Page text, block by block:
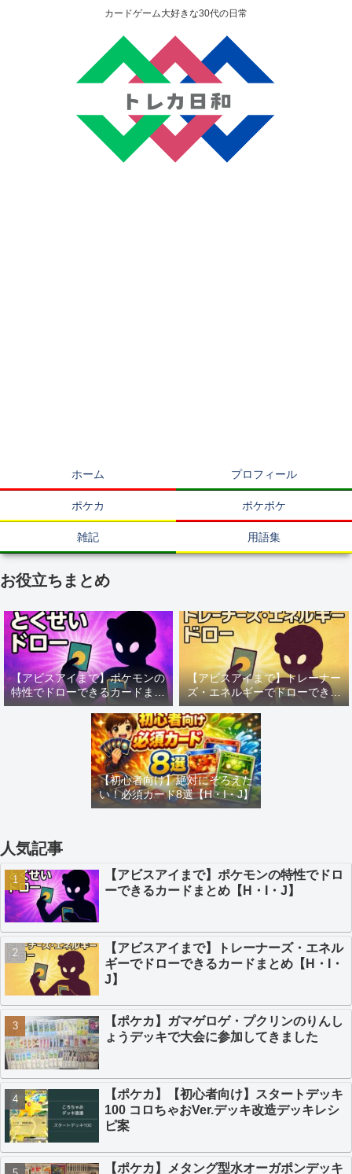
カードゲーム大好きな30代の日常
ホーム プロフィール
ポケカ ポケポケ
雑記 用語集
お役立ちまとめ
【アビスアイまで】ポケモンの
特性でドローできるカードまと
め【H・I・J】
【アビスアイまで】トレーナー
ズ・エネルギーでドローできる
カードまとめ【H・I・J】
【初心者向け】絶対にそろえた
い！必須カード8選【H・I・J】
人気記事
【アビスアイまで】ポケモンの特性でドロ
ーできるカードまとめ【H・I・J】
【アビスアイまで】トレーナーズ・エネル
ギーでドローできるカードまとめ【H・I・
J】
【ポケカ】ガマゲロゲ・プクリンのりんし
ょうデッキで大会に参加してきました
【ポケカ】【初心者向け】スタートデッキ
100 コロちゃおVer.デッキ改造デッキレシ
ピ案
【ポケカ】メタング型水オーガポンデッキ